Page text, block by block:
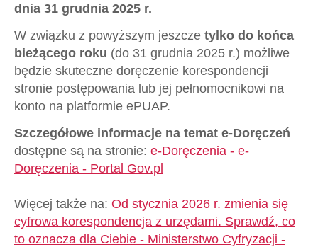
dnia 31 grudnia 2025 r.
W związku z powyższym jeszcze tylko do końca
bieżącego roku (do 31 grudnia 2025 r.) możliwe
będzie skuteczne doręczenie korespondencji
stronie postępowania lub jej pełnomocnikowi na
konto na platformie ePUAP.
Szczegółowe informacje na temat e-Doręczeń
dostępne są na stronie: e-Doręczenia - e-
Doręczenia - Portal Gov.pl
Więcej także na: Od stycznia 2026 r. zmienia się
cyfrowa korespondencja z urzędami. Sprawdź, co
to oznacza dla Ciebie - Ministerstwo Cyfryzacji -